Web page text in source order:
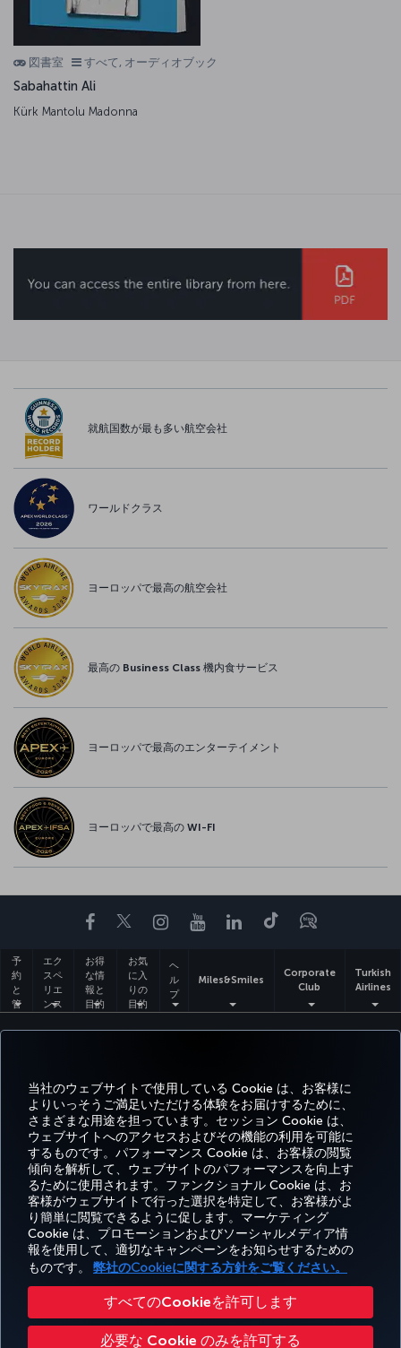
当社のウェブサイトで使用している Cookie は、お客様に
よりいっそうご満足いただける体験をお届けするために、
さまざまな用途を担っています。セッション Cookie は、
ウェブサイトへのアクセスおよびその機能の利用を可能に
するものです。パフォーマンス Cookie は、お客様の閲覧
傾向を解析して、ウェブサイトのパフォーマンスを向上す
るために使用されます。ファンクショナル Cookie は、お
客様がウェブサイトで行った選択を特定して、お客様がよ
り簡単に閲覧できるように促します。マーケティング
Cookie は、プロモーションおよびソーシャルメディア情
報を使用して、適切なキャンペーンをお知らせするための
ものです。
弊社のCookieに関する方針をご覧ください。
すべてのCookieを許可します
必要な Cookie のみを許可する
図書室 すべて, オーディオブック
Sabahattin Ali
Kürk Mantolu Madonna
就航国数が最も多い航空会社
ワールドクラス
ヨーロッパで最高の航空会社
最高の Business Class 機内食サービス
ヨーロッパで最高のエンターテイメント
ヨーロッパで最高の WI-FI
Facebook
TwitterInstagram
YouTubeLinkedIn
Tiktokブログ
予
約
と
管
エク
スペ
リエ
ンス
お得
な情
報と
目的
お気
に入
りの
目的
ヘ
ル
プ
Miles&Smiles
Corporate
Club
Turkish
Airlines
Turkish Airlines Copyright © 1996 - 2025